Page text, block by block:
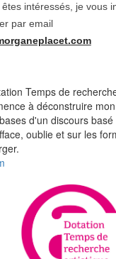
êtes intéressés, je vous
par email
Temps de
à déconstruire
d'un discours
oublie et sur les